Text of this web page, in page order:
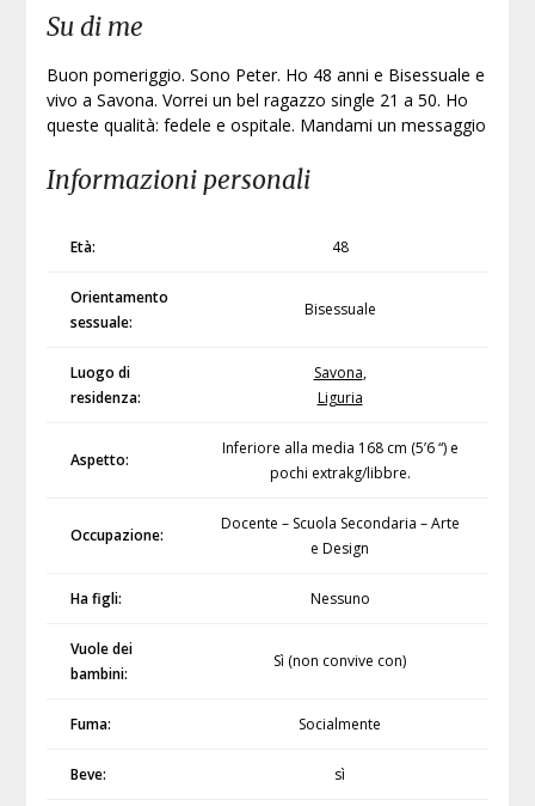
Su di me
Buon pomeriggio. Sono Peter. Ho 48 anni e Bisessuale e
vivo a Savona. Vorrei un bel ragazzo single 21 a 50. Ho
queste qualità: fedele e ospitale. Mandami un messaggio
Informazioni personali
Età: 48
Orientamento
sessuale:
Bisessuale
Luogo di
residenza:
Savona,
Liguria
Aspetto:
Inferiore alla media 168 cm (5’6 “) e
pochi extrakg/libbre.
Occupazione:
Docente – Scuola Secondaria – Arte
e Design
Ha figli: Nessuno
Vuole dei
bambini:
Sì (non convive con)
Fuma: Socialmente
Beve: sì